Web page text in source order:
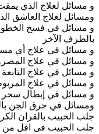
و مسائل لعلاج الذي
ومسائل لعلاج العاشق
و مسائل في فسخ
بالطرف الآخر
و مسائل في علاج أي
و مسائل في علاج
و مسائل في علاج
و مسائل في علاج
و مسائل في إبطال سحر
ومسائل في حرق الجن
جلب الحبيب بالقران
جلب الحبيب فى اقل من 48 ساعة